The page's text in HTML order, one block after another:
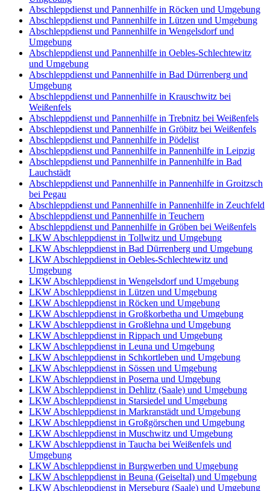
Abschleppdienst und Pannenhilfe in Röcken und Umgebung
Abschleppdienst und Pannenhilfe in Lützen und Umgebung
Abschleppdienst und Pannenhilfe in Wengelsdorf und
Umgebung
Abschleppdienst und Pannenhilfe in Oebles-Schlechtewitz
und Umgebung
Abschleppdienst und Pannenhilfe in Bad Dürrenberg und
Umgebung
Abschleppdienst und Pannenhilfe in Krauschwitz bei
Weißenfels
Abschleppdienst und Pannenhilfe in Trebnitz bei Weißenfels
Abschleppdienst und Pannenhilfe in Gröbitz bei Weißenfels
Abschleppdienst und Pannenhilfe in Pödelist
Abschleppdienst und Pannenhilfe in Pannenhilfe in Leipzig
Abschleppdienst und Pannenhilfe in Pannenhilfe in Bad
Lauchstädt
Abschleppdienst und Pannenhilfe in Pannenhilfe in Groitzsch
bei Pegau
Abschleppdienst und Pannenhilfe in Pannenhilfe in Zeuchfeld
Abschleppdienst und Pannenhilfe in Teuchern
Abschleppdienst und Pannenhilfe in Gröben bei Weißenfels
LKW Abschleppdienst in Tollwitz und Umgebung
LKW Abschleppdienst in Bad Dürrenberg und Umgebung
LKW Abschleppdienst in Oebles-Schlechtewitz und
Umgebung
LKW Abschleppdienst in Wengelsdorf und Umgebung
LKW Abschleppdienst in Lützen und Umgebung
LKW Abschleppdienst in Röcken und Umgebung
LKW Abschleppdienst in Großkorbetha und Umgebung
LKW Abschleppdienst in Großlehna und Umgebung
LKW Abschleppdienst in Rippach und Umgebung
LKW Abschleppdienst in Leuna und Umgebung
LKW Abschleppdienst in Schkortleben und Umgebung
LKW Abschleppdienst in Sössen und Umgebung
LKW Abschleppdienst in Poserna und Umgebung
LKW Abschleppdienst in Dehlitz (Saale) und Umgebung
LKW Abschleppdienst in Starsiedel und Umgebung
LKW Abschleppdienst in Markranstädt und Umgebung
LKW Abschleppdienst in Großgörschen und Umgebung
LKW Abschleppdienst in Muschwitz und Umgebung
LKW Abschleppdienst in Taucha bei Weißenfels und
Umgebung
LKW Abschleppdienst in Burgwerben und Umgebung
LKW Abschleppdienst in Beuna (Geiseltal) und Umgebung
LKW Abschleppdienst in Merseburg (Saale) und Umgebung